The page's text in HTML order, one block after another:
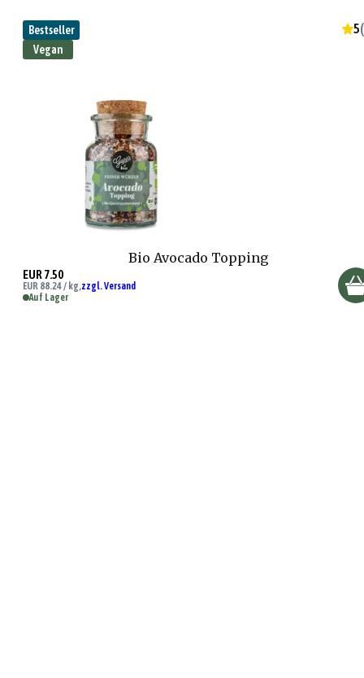
Bestseller
Vegan
5(
Bio Avocado Topping
EUR 7.50
EUR 88.24 / kg,zzgl. Versand
Auf Lager